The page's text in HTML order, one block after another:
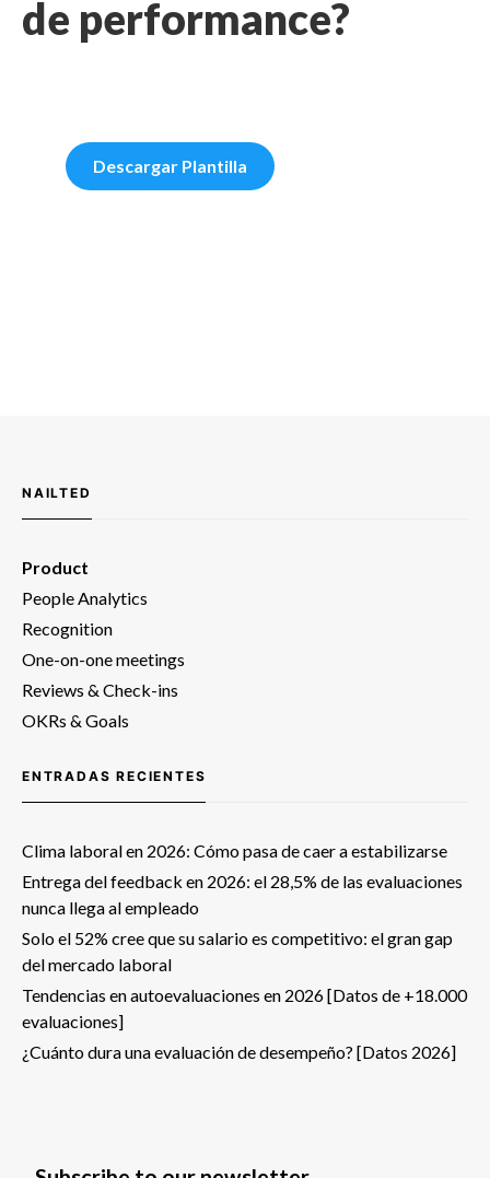
de performance?
Descargar Plantilla
NAILTED
Product
People Analytics
Recognition
One-on-one meetings
Reviews & Check-ins
OKRs & Goals
ENTRADAS RECIENTES
Clima laboral en 2026: Cómo pasa de caer a estabilizarse
Entrega del feedback en 2026: el 28,5% de las evaluaciones
nunca llega al empleado
Solo el 52% cree que su salario es competitivo: el gran gap
del mercado laboral
Tendencias en autoevaluaciones en 2026 [Datos de +18.000
evaluaciones]
¿Cuánto dura una evaluación de desempeño? [Datos 2026]